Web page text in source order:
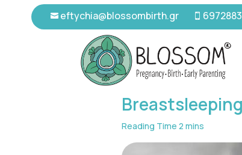
 eftychia@blossombirth.gr 